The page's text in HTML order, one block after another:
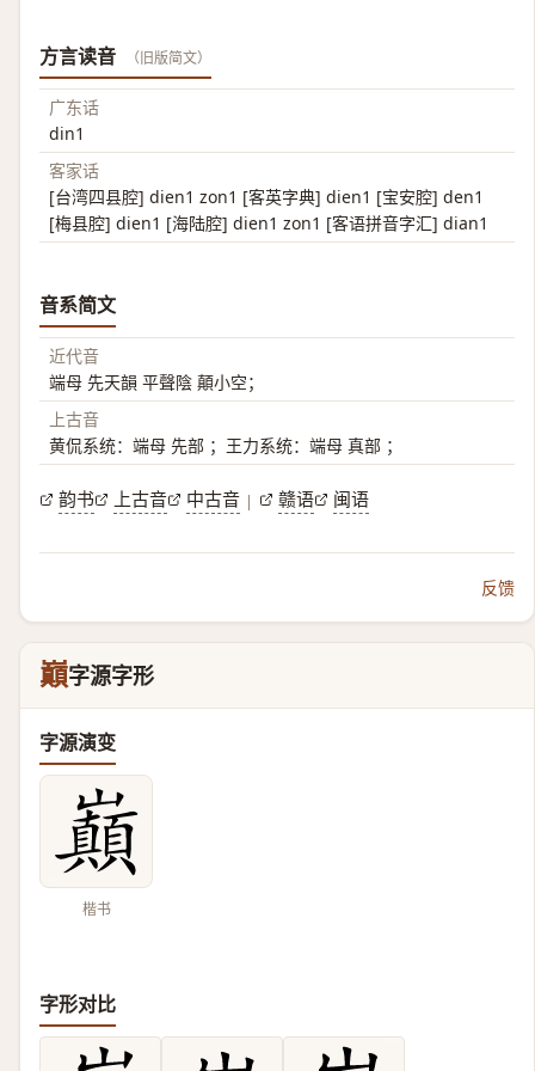
方言读音 （旧版简文）
广东话
din1
客家话
[台湾四县腔] dien1 zon1 [客英字典] dien1 [宝安腔] den1
[梅县腔] dien1 [海陆腔] dien1 zon1 [客语拼音字汇] dian1
音系简文
近代音
端母 先天韻 平聲陰 顛小空；
上古音
黄侃系统：端母 先部 ；王力系统：端母 真部 ；
韵书 上古音 中古音 | 赣语 闽语
反馈
巔字源字形
字源演变
楷书
字形对比